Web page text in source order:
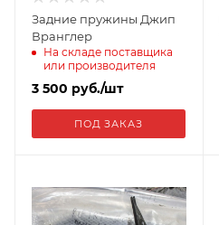
Задние пружины Джип
Вранглер
На складе поставщика
или производителя
3 500 руб./шт
ПОД ЗАКАЗ